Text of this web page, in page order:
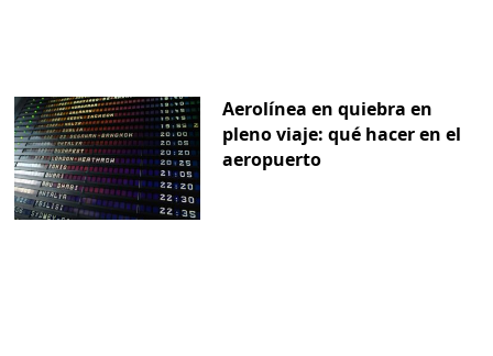
Aerolínea en quiebra en
pleno viaje: qué hacer en el
aeropuerto